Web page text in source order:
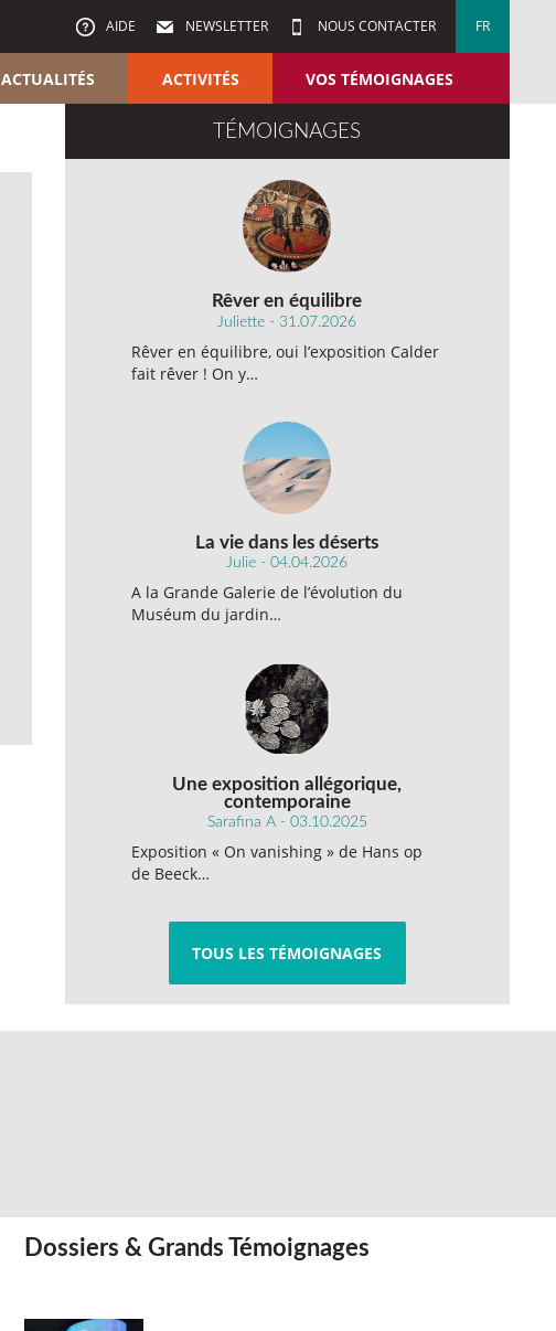
AIDE NEWSLETTER NOUS CONTACTER FR
ACTUALITÉS ACTIVITÉS VOS TÉMOIGNAGES
TÉMOIGNAGES
Rêver en équilibre
Juliette - 31.07.2026
Rêver en équilibre, oui l’exposition Calder
fait rêver ! On y…
La vie dans les déserts
Julie - 04.04.2026
A la Grande Galerie de l’évolution du
Muséum du jardin…
Une exposition allégorique,
contemporaine
Sarafina A - 03.10.2025
Exposition « On vanishing » de Hans op
de Beeck…
TOUS LES TÉMOIGNAGES
Dossiers & Grands Témoignages